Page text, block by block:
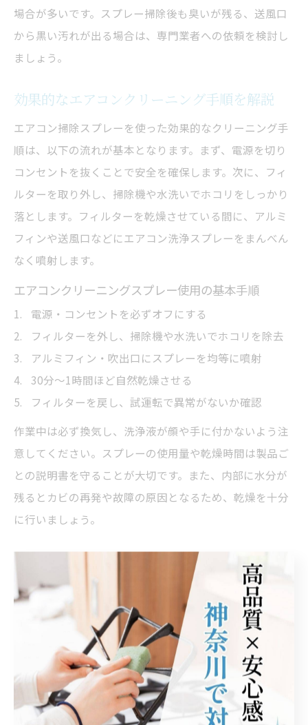
場合が多いです。スプレー掃除後も臭いが残る、送風口
から黒い汚れが出る場合は、専門業者への依頼を検討し
ましょう。
効果的なエアコンクリーニング手順を解説
エアコン掃除スプレーを使った効果的なクリーニング手
順は、以下の流れが基本となります。まず、電源を切り
コンセントを抜くことで安全を確保します。次に、フィ
ルターを取り外し、掃除機や水洗いでホコリをしっかり
落とします。フィルターを乾燥させている間に、アルミ
フィンや送風口などにエアコン洗浄スプレーをまんべん
なく噴射します。
エアコンクリーニングスプレー使用の基本手順
電源・コンセントを必ずオフにする
フィルターを外し、掃除機や水洗いでホコリを除去
アルミフィン・吹出口にスプレーを均等に噴射
30分〜1時間ほど自然乾燥させる
フィルターを戻し、試運転で異常がないか確認
作業中は必ず換気し、洗浄液が顔や手に付かないよう注
意してください。スプレーの使用量や乾燥時間は製品ご
との説明書を守ることが大切です。また、内部に水分が
残るとカビの再発や故障の原因となるため、乾燥を十分
に行いましょう。
エアコンクリーニングスプレーの失敗しない
やり方
エアコンクリーニングスプレーでよくある失敗例とし
て、「洗浄液のかけすぎ」「乾燥不十分」「誤った場所
への噴射」などが挙げられます。特にアルミフィン以外
の電装部分やセンサーにスプレーがかかると、故障やシ
ョートのリスクが高まります。スプレーは必要な箇所に
だけ、適量を均一に噴射することがポイントです。